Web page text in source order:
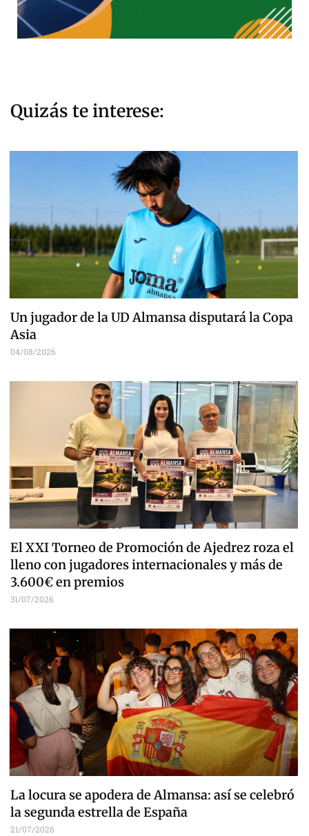
Quizás te interese:
Un jugador de la UD Almansa disputará la Copa
Asia
04/08/2026
El XXI Torneo de Promoción de Ajedrez roza el
lleno con jugadores internacionales y más de
3.600€ en premios
31/07/2026
La locura se apodera de Almansa: así se celebró
la segunda estrella de España
21/07/2026